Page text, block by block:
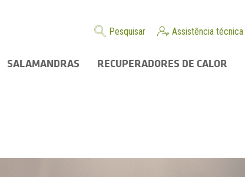
Pesquisar Assistência técnica
SALAMANDRAS RECUPERADORES DE CALOR